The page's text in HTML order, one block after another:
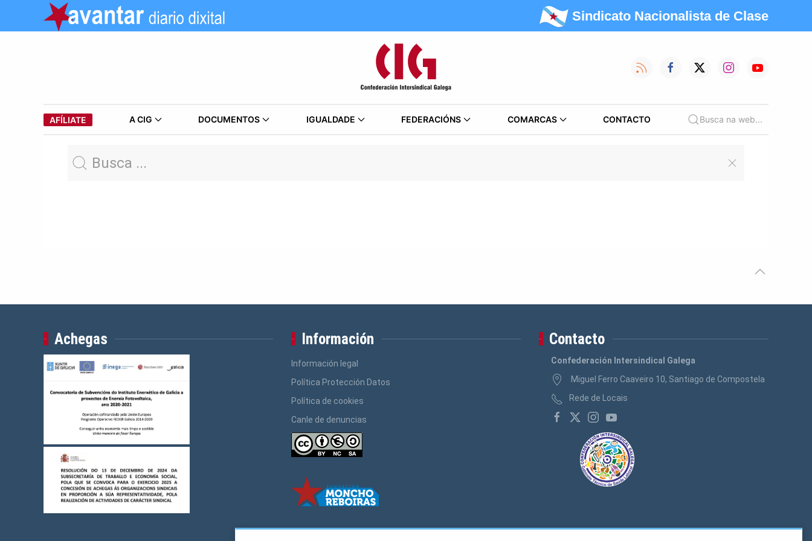
Sindicato Nacionalista de Clase
AFÍLIATE A CIG DOCUMENTOS IGUALDADE FEDERACIÓNS COMARCAS CONTACTO Busca na web...
Achegas Información
Información legal
Política Protección Datos
Política de cookies
Canle de denuncias
Contacto
Confederación Intersindical Galega
Miguel Ferro Caaveiro 10, Santiago de Compostela
Rede de Locais